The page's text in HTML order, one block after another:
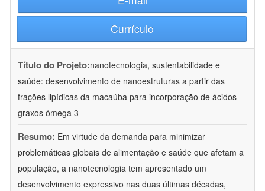
Currículo
Título do Projeto:nanotecnologia, sustentabilidade e
saúde: desenvolvimento de nanoestruturas a partir das
frações lipídicas da macaúba para incorporação de ácidos
graxos ômega 3
Resumo: Em virtude da demanda para minimizar
problemáticas globais de alimentação e saúde que afetam a
população, a nanotecnologia tem apresentado um
desenvolvimento expressivo nas duas últimas décadas,